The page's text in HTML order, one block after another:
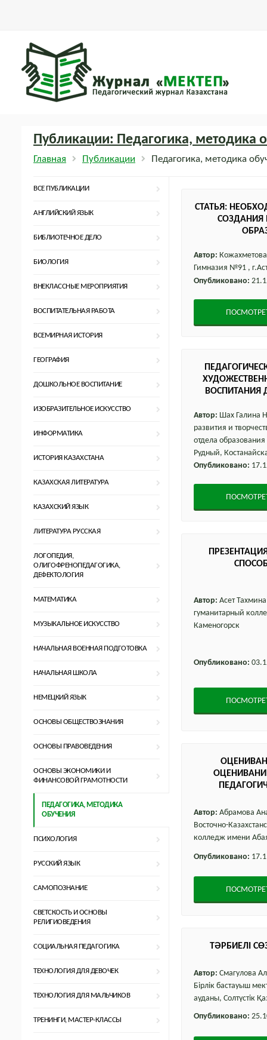
Публикации: Педагогика, методика
Главная Публикации Педагогика, методика
ВСЕ ПУБЛИКАЦИИ
АНГЛИЙСКИЙ ЯЗЫК
БИБЛИОТЕЧНОЕ ДЕЛО
БИОЛОГИЯ
ВНЕКЛАССНЫЕ МЕРОПРИЯТИЯ
ВОСПИТАТЕЛЬНАЯ РАБОТА
ВСЕМИРНАЯ ИСТОРИЯ
ГЕОГРАФИЯ
ДОШКОЛЬНОЕ ВОСПИТАНИЕ
ИЗОБРАЗИТЕЛЬНОЕ ИСКУССТВО
ИНФОРМАТИКА
ИСТОРИЯ КАЗАХСТАНА
КАЗАХСКАЯ ЛИТЕРАТУРА
КАЗАХСКИЙ ЯЗЫК
ЛИТЕРАТУРА РУССКАЯ
ЛОГОПЕДИЯ,
ОЛИГОФРЕНОПЕДАГОГИКА,
ДЕФЕКТОЛОГИЯ
МАТЕМАТИКА
МУЗЫКАЛЬНОЕ ИСКУССТВО
НАЧАЛЬНАЯ ВОЕННАЯ ПОДГОТОВКА
НАЧАЛЬНАЯ ШКОЛА
НЕМЕЦКИЙ ЯЗЫК
ОСНОВЫ ОБЩЕСТВОЗНАНИЯ
ОСНОВЫ ПРАВОВЕДЕНИЯ
ОСНОВЫ ЭКОНОМИКИ И
ФИНАНСОВОЙ ГРАМОТНОСТИ
ПЕДАГОГИКА, МЕТОДИКА
ОБУЧЕНИЯ
ПСИХОЛОГИЯ
РУССКИЙ ЯЗЫК
САМОПОЗНАНИЕ
СВЕТСКОСТЬ И ОСНОВЫ
РЕЛИГИОВЕДЕНИЯ
СОЦИАЛЬНАЯ ПЕДАГОГИКА
ТЕХНОЛОГИЯ ДЛЯ ДЕВОЧЕК
ТЕХНОЛОГИЯ ДЛЯ МАЛЬЧИКОВ
ТРЕНИНГИ, МАСТЕР-КЛАССЫ
СТАТЬЯ:
СОЗДАНИЯ
Автор:
Гимназия №91 ,
Опубликовано:
ВОСПИТАНИЯ
Автор: Шах Галина
развития и
отдела образования
Рудный,
Опубликовано:
Автор: Асет
гуманитарный
Каменогорск
Опубликовано:
Автор: Абрамова
Восточно-
колледж имени
Опубликовано:
ТӘРБИЕЛІ
Автор: Смагулова
Бірлік бастауыш
ауданы, Солтүстік
Опубликовано: